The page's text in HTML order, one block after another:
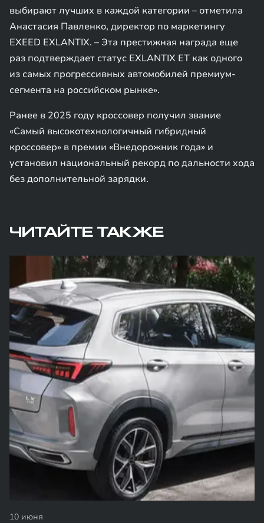
выбирают лучших в каждой категории – отметила
Анастасия Павленко, директор по маркетингу
EXEED EXLANTIX. – Эта престижная награда еще
раз подтверждает статус EXLANTIX ET как одного
из самых прогрессивных автомобилей премиум-
сегмента на российском рынке».
Ранее в 2025 году кроссовер получил звание
«Самый высокотехнологичный гибридный
кроссовер» в премии «Внедорожник года» и
установил национальный рекорд по дальности хода
без дополнительной зарядки.
ЧИТАЙТЕ ТАКЖЕ
10 июня